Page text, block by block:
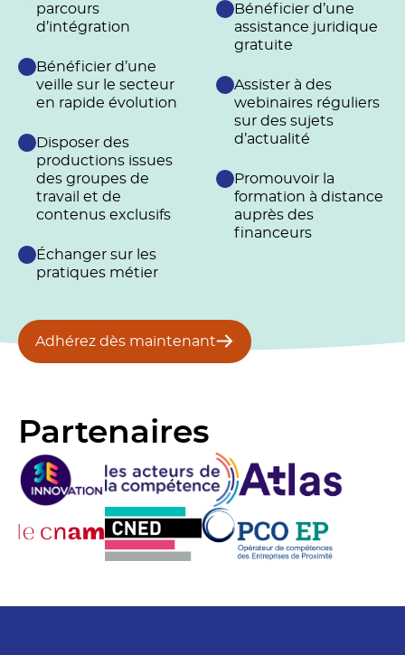
parcours
d’intégration
Bénéficier d’une
veille sur le secteur
en rapide évolution
Disposer des
productions issues
des groupes de
travail et de
contenus exclusifs
Échanger sur les
pratiques métier
Bénéficier d’une
assistance juridique
gratuite
Assister à des
webinaires réguliers
sur des sujets
d’actualité
Promouvoir la
formation à distance
auprès des
financeurs
Adhérez dès maintenant
Partenaires